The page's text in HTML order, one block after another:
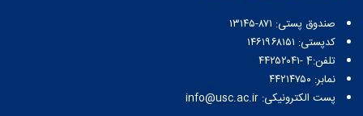
صندوق پستی:‌ ۸۷۱-۱۳۱۴۵
کدپستی: ۱۴۶۱۹۶۸۱۵۱
تلفن:4 -۴۴۲۵۲۰۴۱
نمابر: ۴۴۲۱۴۷۵۰
پست الکترونیکی: info@usc.ac.ir